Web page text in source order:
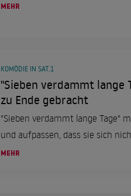
MEHR
KOMÖDIE IN SAT.1
"Sieben verdammt lange
zu Ende gebracht
"Sieben verdammt lange Tage"
und aufpassen, dass sie sich
MEHR